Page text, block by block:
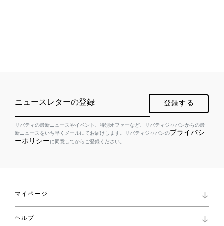
ニュースレターの登録 登録する
リバティの最新ニュースやイベント、特別オファーなど、リバティジャパンからの最
新ニュースをいち早くメールにてお届けします。リバティジャパンのプライバシ
ーポリシーに同意してからご登録ください。
マイページ
ロイヤリティプログラム
ヘルプ